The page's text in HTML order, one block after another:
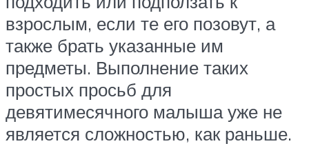
взрослым, если те его позовут, а
также брать указанные им
предметы. Выполнение таких
простых просьб для
девятимесячного малыша уже не
является сложностью, как раньше.